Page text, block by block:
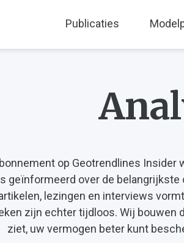
Publicaties
op Geotrendlines Insider
geïnformeerd over de
lezingen en interviews
zijn echter tijdloos. Wij bouwen
ziet, uw vermogen beter kunt